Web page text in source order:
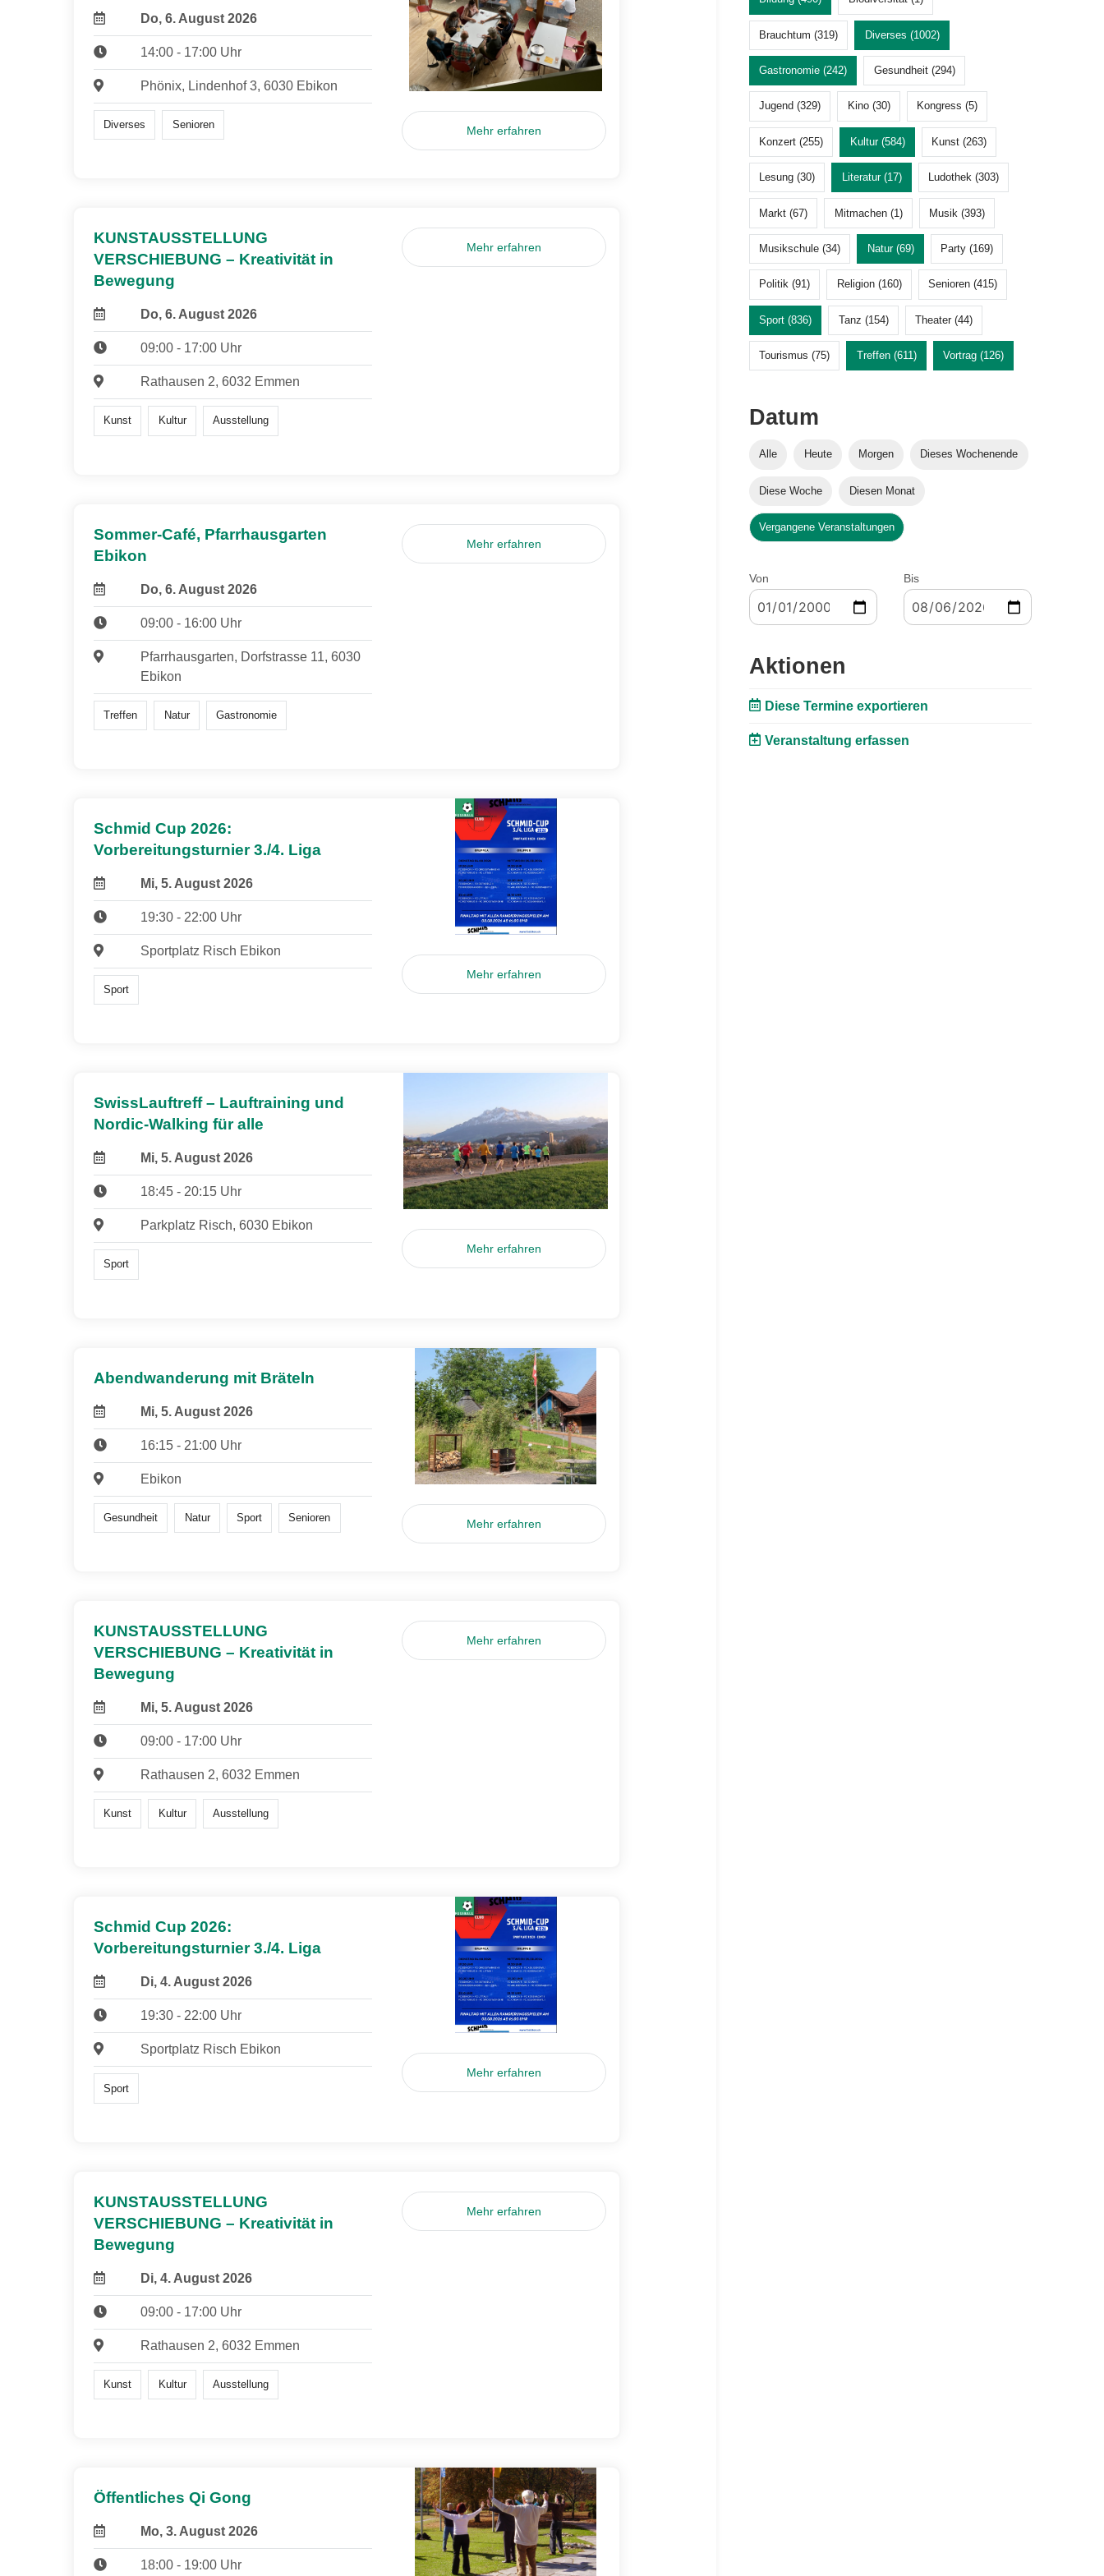
Do, 6. August 2026
14:00 - 17:00 Uhr
Phönix, Lindenhof 3, 6030 Ebikon
Diverses Senioren Mehr erfahren
KUNSTAUSSTELLUNG
VERSCHIEBUNG – Kreativität in
Bewegung
Do, 6. August 2026
09:00 - 17:00 Uhr
Rathausen 2, 6032 Emmen
Kunst Kultur Ausstellung
Mehr erfahren
Sommer-Café, Pfarrhausgarten
Ebikon
Do, 6. August 2026
09:00 - 16:00 Uhr
Pfarrhausgarten, Dorfstrasse 11, 6030
Ebikon
Treffen Natur Gastronomie
Mehr erfahren
Schmid Cup 2026:
Vorbereitungsturnier 3./4. Liga
Mi, 5. August 2026
19:30 - 22:00 Uhr
Sportplatz Risch Ebikon
Sport
Mehr erfahren
SwissLauftreff – Lauftraining und
Nordic-Walking für alle
Mi, 5. August 2026
18:45 - 20:15 Uhr
Parkplatz Risch, 6030 Ebikon
Sport
Mehr erfahren
Abendwanderung mit Bräteln
Mi, 5. August 2026
16:15 - 21:00 Uhr
Ebikon
Gesundheit Natur Sport Senioren Mehr erfahren
KUNSTAUSSTELLUNG
VERSCHIEBUNG – Kreativität in
Bewegung
Mi, 5. August 2026
09:00 - 17:00 Uhr
Rathausen 2, 6032 Emmen
Kunst Kultur Ausstellung
Mehr erfahren
Schmid Cup 2026:
Vorbereitungsturnier 3./4. Liga
Di, 4. August 2026
19:30 - 22:00 Uhr
Sportplatz Risch Ebikon
Sport
Mehr erfahren
KUNSTAUSSTELLUNG
VERSCHIEBUNG – Kreativität in
Bewegung
Di, 4. August 2026
09:00 - 17:00 Uhr
Rathausen 2, 6032 Emmen
Kunst Kultur Ausstellung
Mehr erfahren
Öffentliches Qi Gong
Mo, 3. August 2026
18:00 - 19:00 Uhr
Brauchtum (319) Diverses (1002)
Gastronomie (242) Gesundheit (294)
Jugend (329) Kino (30) Kongress (5)
Konzert (255) Kultur (584) Kunst (263)
Lesung (30) Literatur (17) Ludothek (303)
Markt (67) Mitmachen (1) Musik (393)
Musikschule (34) Natur (69) Party (169)
Politik (91) Religion (160) Senioren (415)
Sport (836) Tanz (154) Theater (44)
Tourismus (75) Treffen (611) Vortrag (126)
Datum
Alle Heute Morgen Dieses Wochenende
Diese Woche Diesen Monat
Vergangene Veranstaltungen
Von Bis
Aktionen
Diese Termine exportieren
Veranstaltung erfassen